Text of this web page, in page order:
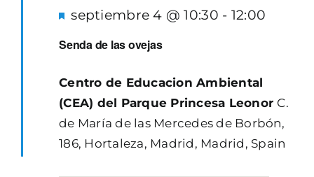
Senda de las ovejas
Destacado
septiembre 4 @ 10:30 - 12:00
Centro de Educacion Ambiental
(CEA) del Parque Princesa Leonor C.
de María de las Mercedes de Borbón,
186, Hortaleza, Madrid, Madrid, Spain